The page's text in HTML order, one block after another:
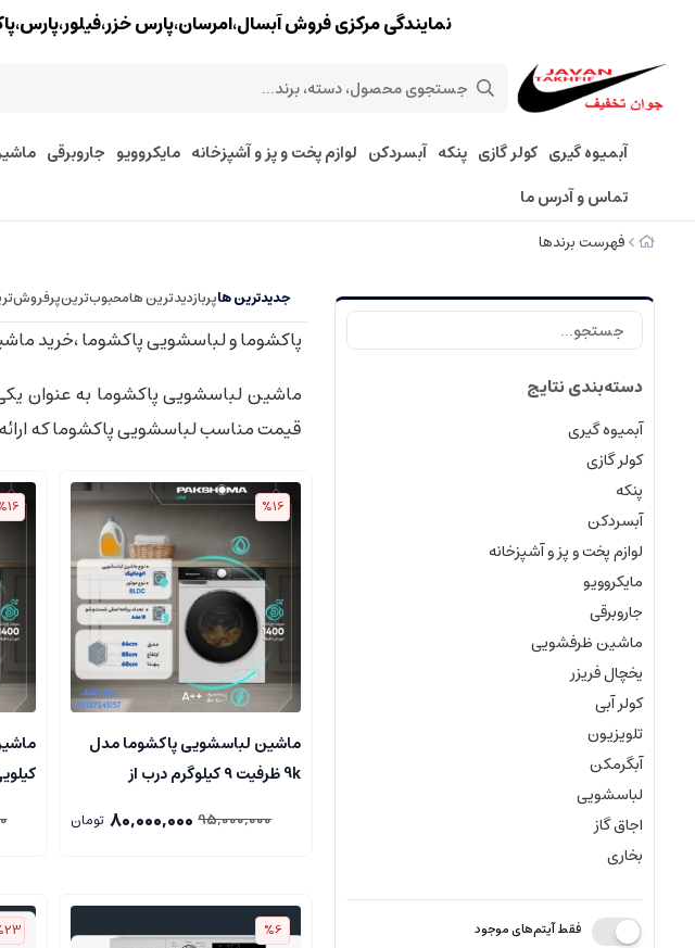
نمایندگی مرکزی فروش آبسال،امرسان،پارس
آبمیوه گیری کولر گازی پنکه آبسردکن لوازم پخت و پز و آشپزخانه مایکروویو جاروبرقی
تماس و آدرس ما
فهرست برندها
دسته‌بندی نتایج
آبمیوه گیری
کولر گازی
پنکه
آبسردکن
لوازم پخت و پز و آشپزخانه
مایکروویو
جاروبرقی
ماشین ظرفشویی
یخچال فریزر
کولر آبی
تلویزیون
آبگرمکن
لباسشویی
اجاق گاز
بخاری
فقط آیتم‌های موجود
جدیدترین هاپربازدیدترین هامحبوب‌‌ترین
پاکشوما و لباسشویی پاکشوما ،خرید
ماشین لباسشویی پاکشوما به عنوان
قیمت مناسب لباسشویی پاکشوما که
%16
ماشین لباسشویی پاکشوما مدل
9k ظرفیت ۹ کیلوگرم درب از
95,000,000
80,000,000 تومان
%6